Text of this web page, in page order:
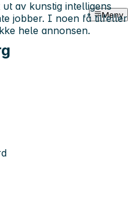
Meny
av kunstig intelligens
jobber. I noen få tilfeller
hele annonsen.